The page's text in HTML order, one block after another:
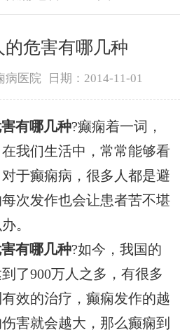
的危害有哪几种
病医院 日期：2014-11-01
有哪几种?癫痫着一词，
我们生活中，常常能够看
于癫痫病，很多人都是避
次发作也会让患者苦不堪
。
有哪几种?如今，我国的
了900万人之多，有很多
效的治疗，癫痫发作的越
害就会越大，那么癫痫到